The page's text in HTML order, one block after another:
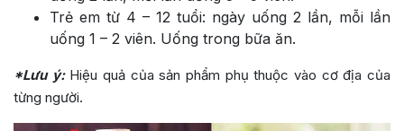
Trẻ em từ 4 – 12 tuổi: ngày uống 2 lần, mỗi lần
uống 1 – 2 viên. Uống trong bữa ăn.
*Lưu ý:Hiệu quả của sản phẩm phụ thuộc vào cơ địa của
từng người.